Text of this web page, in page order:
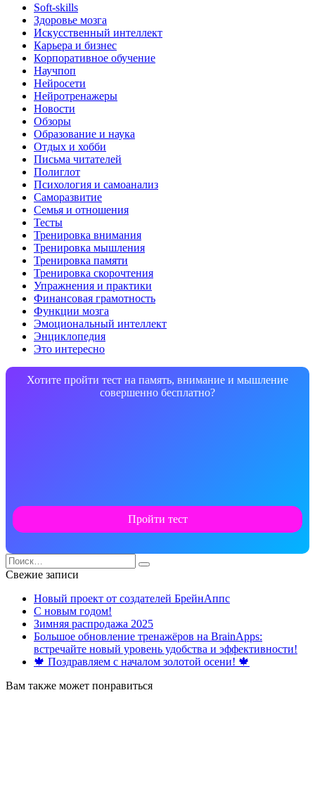
Soft-skills
Здоровье мозга
Искусственный интеллект
Карьера и бизнес
Корпоративное обучение
Научпоп
Нейросети
Нейротренажеры
Новости
Обзоры
Образование и наука
Отдых и хобби
Письма читателей
Полиглот
Психология и самоанализ
Саморазвитие
Семья и отношения
Тесты
Тренировка внимания
Тренировка мышления
Тренировка памяти
Тренировка скорочтения
Упражнения и практики
Финансовая грамотность
Функции мозга
Эмоциональный интеллект
Энциклопедия
Это интересно
Хотите пройти тест на память, внимание и мышление
совершенно бесплатно?
Пройти тест
Search
for:
Свежие записи
Новый проект от создателей БрейнАппс
С новым годом!
Зимняя распродажа 2025
Большое обновление тренажёров на BrainApps:
встречайте новый уровень удобства и эффективности!
🍁 Поздравляем с началом золотой осени! 🍁
Вам также может понравиться